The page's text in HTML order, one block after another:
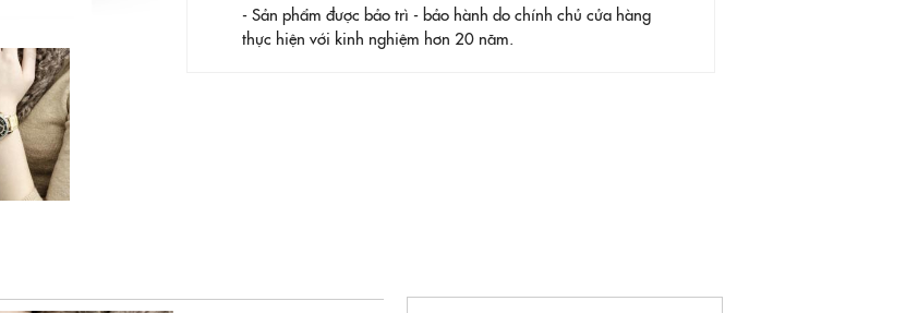
- Sản phẩm được bảo trì - bảo hành do chính chủ cửa hàng
thực hiện với kinh nghiệm hơn 20 năm.